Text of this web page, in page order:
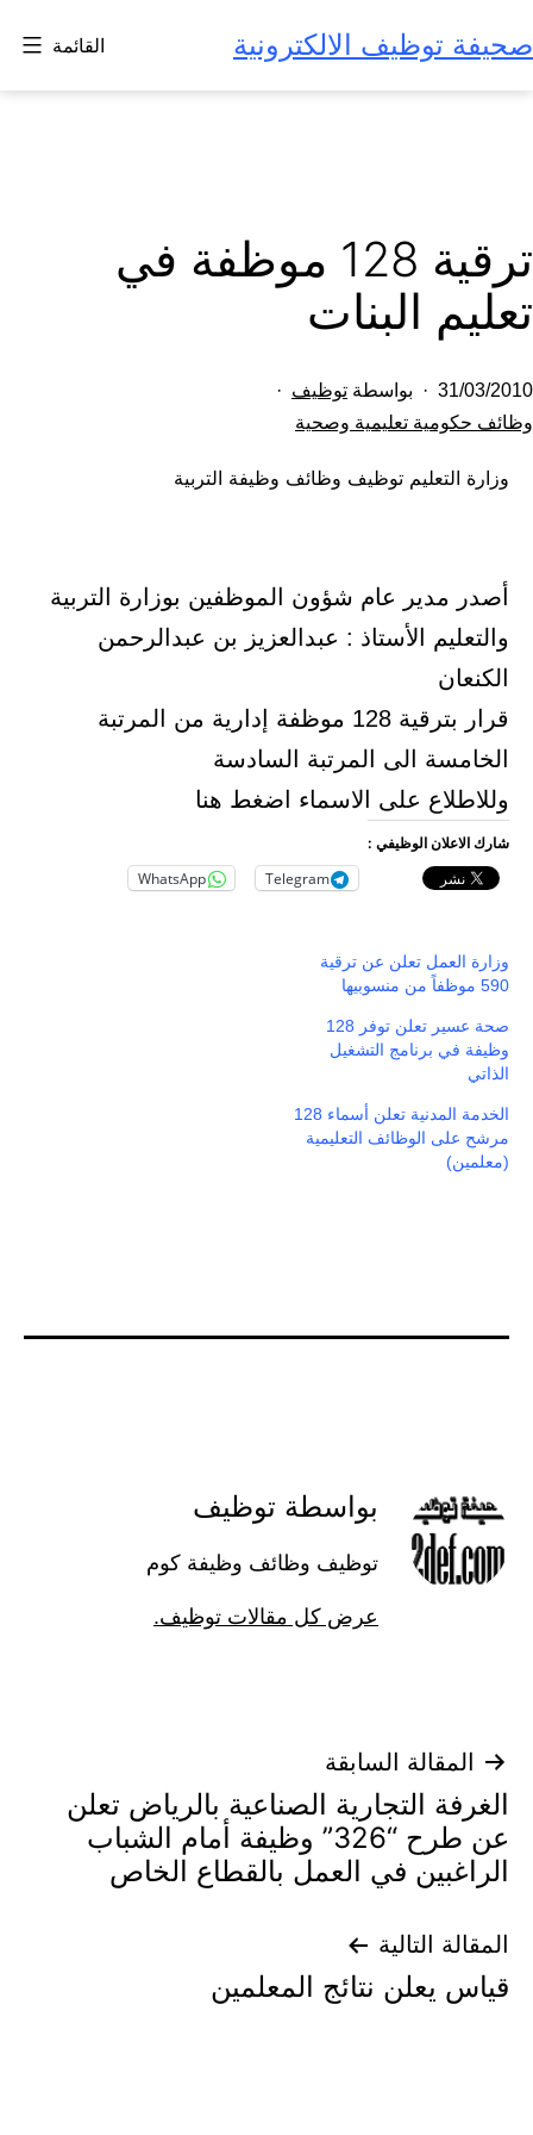
إلى
المحتوى
صحيفة توظيف الالكترونية القائمة
ترقية 128 موظفة في
تعليم البنات
تم
النشر
31/03/2010 بواسطة توظيف
مصنف
وظائف حكومية تعليمية وصحية
وزارة التعليم توظيف وظائف وظيفة التربية
أصدر مدير عام شؤون الموظفين بوزارة التربية
والتعليم الأستاذ : عبدالعزيز بن عبدالرحمن
الكنعان
قرار بترقية 128 موظفة إدارية من المرتبة
الخامسة الى المرتبة السادسة
وللاطلاع على الاسماء اضغط هنا
شارك الاعلان الوظيفي :
Telegram
WhatsApp
وزارة العمل تعلن عن ترقية
590 موظفاً من منسوبيها
صحة عسير تعلن توفر 128
وظيفة في برنامج التشغيل
الذاتي
الخدمة المدنية تعلن أسماء 128
مرشح على الوظائف التعليمية
(معلمين)
بواسطة توظيف
توظيف وظائف وظيفة كوم
عرض كل مقالات توظيف.
تصفّح
المقالات
المقالة السابقة
الغرفة التجارية الصناعية بالرياض تعلن
عن طرح “326” وظيفة أمام الشباب
الراغبين في العمل بالقطاع الخاص
المقالة التالية
قياس يعلن نتائج المعلمين